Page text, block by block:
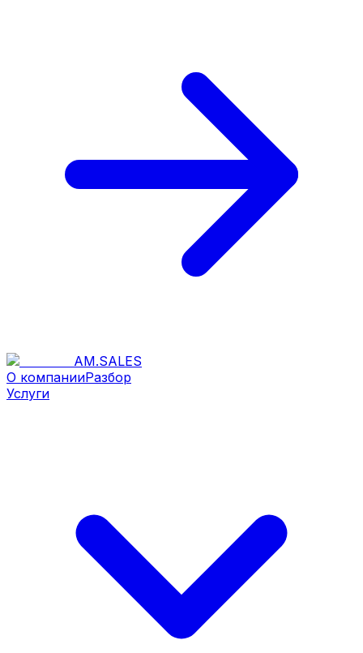
AM.SALES
О компанииРазбор
Услуги